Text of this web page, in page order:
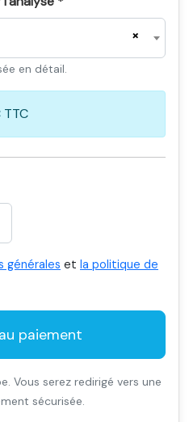
×
en détail.
générales et la politique de
paiement
Vous serez redirigé vers une
sécurisée.